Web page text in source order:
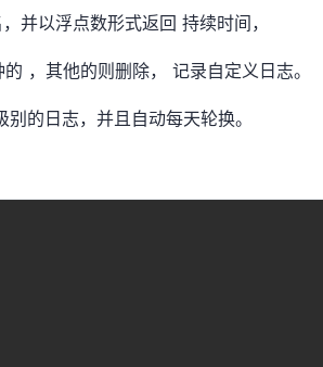
并以浮点数形式返回 持续时间，
，其他的则删除， 记录自定义日志。
的日志，并且自动每天轮换。